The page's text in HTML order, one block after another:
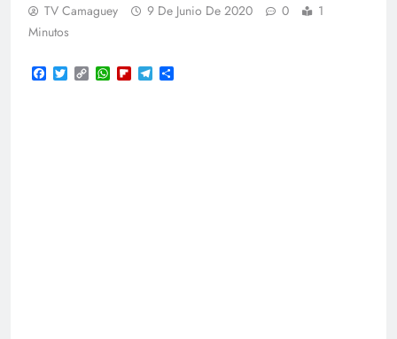
TV Camaguey 9 De Junio De 2020 0
1
Minutos
Facebook
TwitterCopy
Link
WhatsApp
FlipboardTelegram